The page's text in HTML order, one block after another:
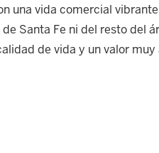
una vida comercial
Santa Fe ni del resto del
de vida y un valor